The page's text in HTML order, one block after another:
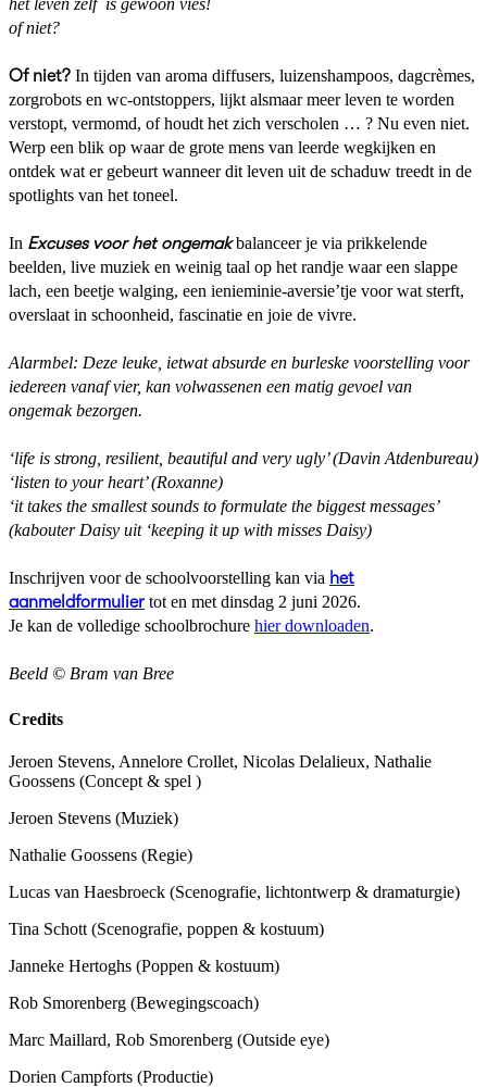
het leven zelf is gewoon vies!
of niet?
Of niet? In tijden van aroma diffusers, luizenshampoos, dagcrèmes,
zorgrobots en wc-ontstoppers, lijkt alsmaar meer leven te worden
verstopt, vermomd, of houdt het zich verscholen … ? Nu even niet.
Werp een blik op waar de grote mens van leerde wegkijken en
ontdek wat er gebeurt wanneer dit leven uit de schaduw treedt in de
spotlights van het toneel.
In Excuses voor het ongemakbalanceer je via prikkelende
beelden, live muziek en weinig taal op het randje waar een slappe
lach, een beetje walging, een ienieminie-aversie’tje voor wat sterft,
overslaat in schoonheid, fascinatie en joie de vivre.
Alarmbel: Deze leuke, ietwat absurde en burleske voorstelling voor
iedereen vanaf vier, kan volwassenen een matig gevoel van
ongemak bezorgen.
‘life is strong, resilient, beautiful and very ugly’ (Davin Atdenbureau)
‘listen to your heart’ (Roxanne)
‘it takes the smallest sounds to formulate the biggest messages’
(kabouter Daisy uit ‘keeping it up with misses Daisy)
Inschrijven voor de schoolvoorstelling kan via het
aanmeldformulier tot en met dinsdag 2 juni 2026.
Je kan de volledige schoolbrochure hier downloaden.
Beeld © Bram van Bree
Credits
Jeroen Stevens, Annelore Crollet, Nicolas Delalieux, Nathalie
Goossens (Concept & spel )
Jeroen Stevens (Muziek)
Nathalie Goossens (Regie)
Lucas van Haesbroeck (Scenografie, lichtontwerp & dramaturgie)
Tina Schott (Scenografie, poppen & kostuum)
Janneke Hertoghs (Poppen & kostuum)
Rob Smorenberg (Bewegingscoach)
Marc Maillard, Rob Smorenberg (Outside eye)
Dorien Campforts (Productie)